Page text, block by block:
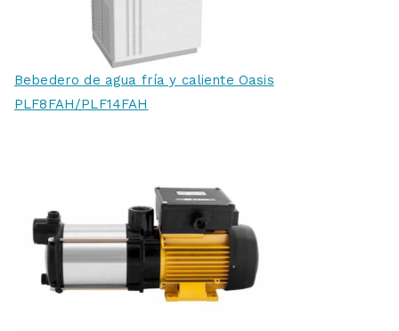
Bebedero de agua fría y caliente Oasis
PLF8FAH/PLF14FAH